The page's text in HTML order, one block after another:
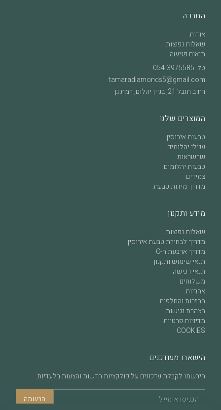
החברה
אודות
שאלות נפוצות
תיאום פגישה
טל.
tamaradiamonds5@gmail.com
רחוב תובל 21, בניין יהלום, רמת גן
המוצרים שלנו
טבעות אירוסין
עגילי יהלומים
שרשראות
טבעות יהלומים
צמידים
מדריך מידות טבעת
מידע ותקנון
שאלות נפוצות
מדריך לבחירת טבעת אירוסין
מדריך ארבעת ה-C
תנאי שימוש ותקנון
תנאי רכישה
משלוחים
אחריות
החזרות והחלפות
הצהרת נגישות
מדיניות פרטיות
COOKIES
הישארו מעודכנים
הירשמו לקבלת עדכונים על קולקציות חדשות והצעות בלעדיות.
הרשמה